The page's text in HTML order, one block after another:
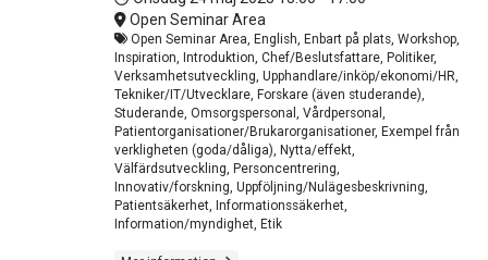
Open Seminar Area
Open Seminar Area, English, Enbart på plats, Workshop,
Inspiration, Introduktion, Chef/Beslutsfattare, Politiker,
Verksamhetsutveckling, Upphandlare/inköp/ekonomi/HR,
Tekniker/IT/Utvecklare, Forskare (även studerande),
Studerande, Omsorgspersonal, Vårdpersonal,
Patientorganisationer/Brukarorganisationer, Exempel från
verkligheten (goda/dåliga), Nytta/effekt,
Välfärdsutveckling, Personcentrering,
Innovativ/forskning, Uppföljning/Nulägesbeskrivning,
Patientsäkerhet, Informationssäkerhet,
Information/myndighet, Etik